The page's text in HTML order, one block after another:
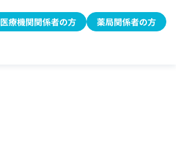
医療機関関係者の方 薬局関係者の方